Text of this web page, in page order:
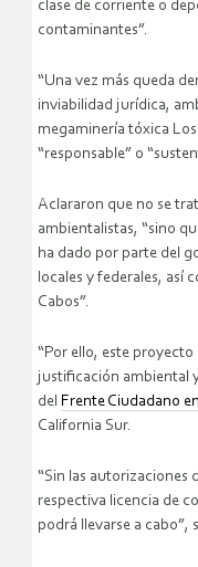
clase de corriente o
contaminantes”.
“Una vez más queda
inviabilidad jurídica,
megaminería tóxica
“responsable” o
Aclararon que no se
ambientalistas, “sino
ha dado por parte del
locales y federales, así
Cabos”.
“Por ello, este
justificación ambiental
del Frente Ciudadano
California Sur.
“Sin las autorizaciones
respectiva licencia de
podrá llevarse a cabo”,